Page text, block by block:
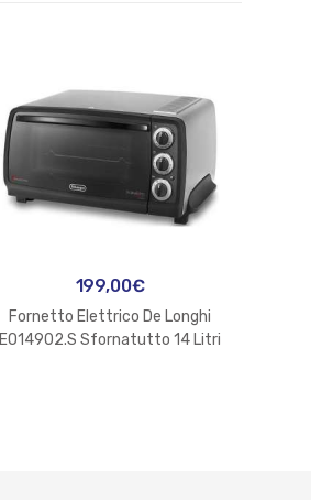
199,00€
Fornetto Elettrico De Longhi
EO14902.S Sfornatutto 14 Litri